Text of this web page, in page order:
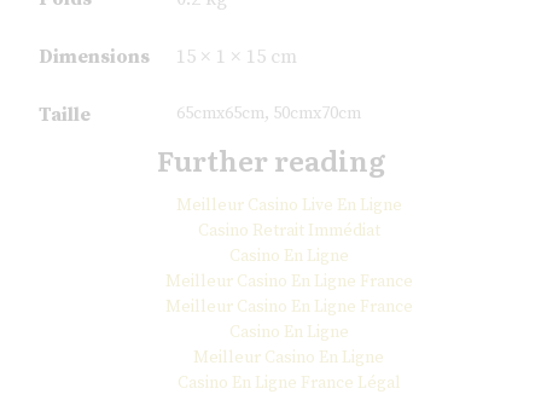
Dimensions 15 × 1 × 15 cm
Taille 65cmx65cm, 50cmx70cm
Further reading
Meilleur Casino Live En Ligne
Casino Retrait Immédiat
Casino En Ligne
Meilleur Casino En Ligne France
Meilleur Casino En Ligne France
Casino En Ligne
Meilleur Casino En Ligne
Casino En Ligne France Légal